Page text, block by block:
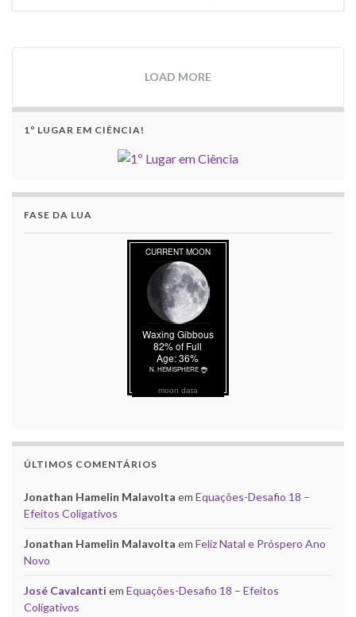
LOAD MORE
1º LUGAR EM CIÊNCIA!
FASE DA LUA
moon data
ÚLTIMOS COMENTÁRIOS
Jonathan Hamelin Malavolta em Equações-Desafio 18 –
Efeitos Coligativos
Jonathan Hamelin Malavolta em Feliz Natal e Próspero Ano
Novo
José Cavalcanti em Equações-Desafio 18 – Efeitos
Coligativos